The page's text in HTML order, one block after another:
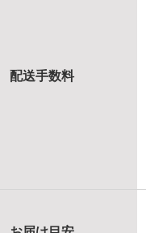
配送手数料